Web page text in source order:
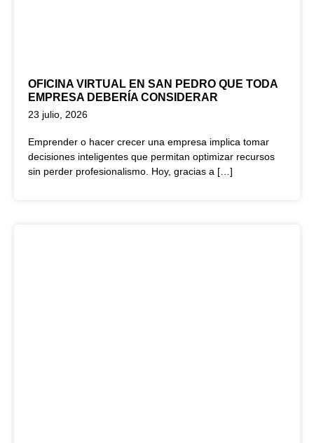
OFICINA VIRTUAL EN SAN PEDRO QUE TODA
EMPRESA DEBERÍA CONSIDERAR
23 julio, 2026
Emprender o hacer crecer una empresa implica tomar
decisiones inteligentes que permitan optimizar recursos
sin perder profesionalismo. Hoy, gracias a […]